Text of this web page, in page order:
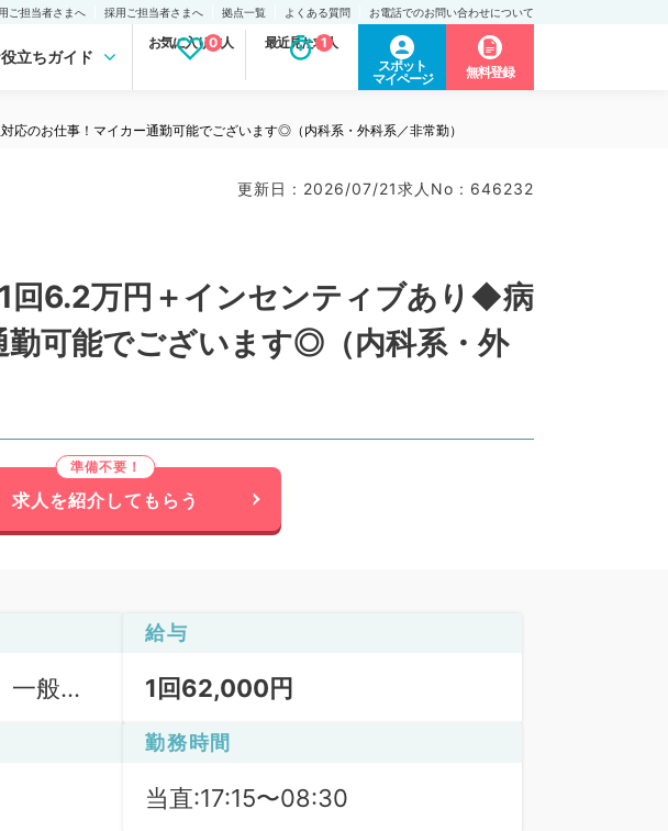
ご担当者さまへ 採用ご担当者さまへ 拠点一覧 よくある質問 お電話でのお問い合わせについて
立ちガイド
お気に入り求人
0 最近見た求人
1
スポット
マイページ
無料登録
のお仕事！マイカー通勤可能でございます◎（内科系・外科系／非常勤）
更新日 : 2026/07/21求人No : 646232
回6.2万円＋インセンティブあり◆病
勤可能でございます◎（内科系・外
求人を紹介してもらう
一般外
給与
1回62,000円
勤務時間
当直:17:15〜08:30